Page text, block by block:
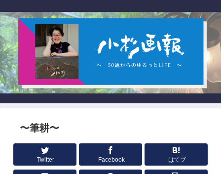
〜筆耕〜
Twitter Facebook はてブ